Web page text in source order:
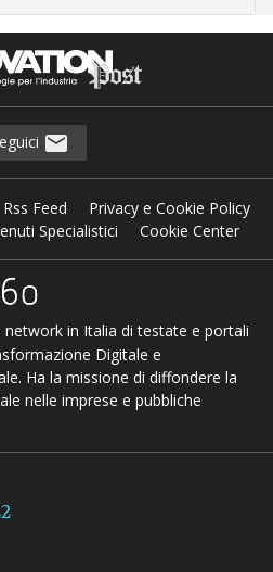
Rss Feed
Privacy e Cookie Policy
Specialistici
Cookie Center
in Italia di testate e portali
Digitale e
Ha la missione di diffondere la
nelle imprese e pubbliche